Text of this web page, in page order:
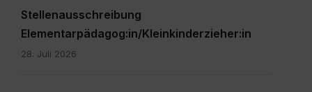
Stellenausschreibung
Elementarpädagog:in/Kleinkinderzieher:in
28. Juli 2026